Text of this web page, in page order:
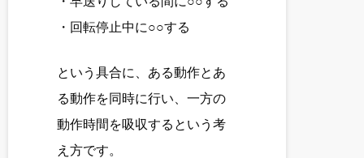
・回転停止中に○○する
という具合に、ある動作とあ
る動作を同時に行い、一方の
動作時間を吸収するという考
え方です。